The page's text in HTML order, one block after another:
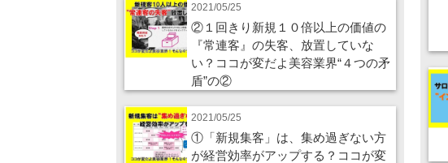
2021/05/25
②１回きり新規１０倍以上の価値の
『常連客』の失客、放置していな
い？ココが変だよ美容業界“４つの矛
盾”の②
2021/05/25
①「新規集客」は、集め過ぎない方
が経営効率がアップする？ココが変